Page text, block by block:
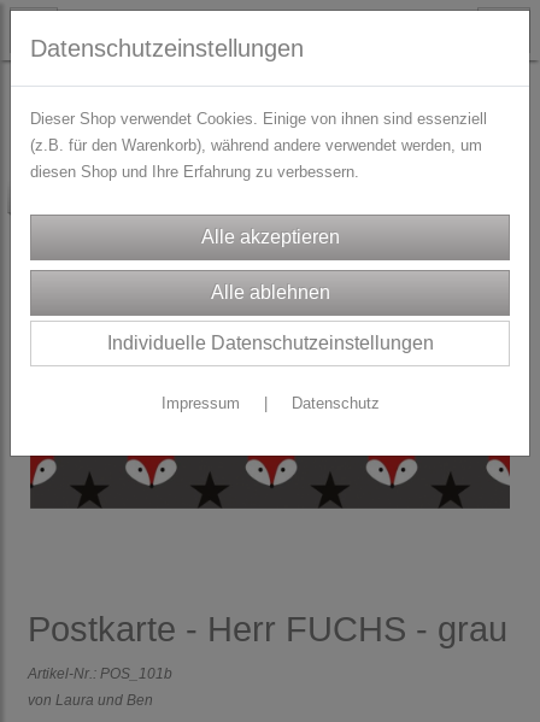
PAPETERIE
Postkarte - Herr FUCHS - grau
Artikel-Nr.: POS_101b
von Laura und Ben
Datenschutzeinstellungen
Dieser Shop verwendet Cookies. Einige von ihnen sind essenziell
(z.B. für den Warenkorb), während andere verwendet werden, um
diesen Shop und Ihre Erfahrung zu verbessern.
Individuelle Datenschutzeinstellungen
Impressum Datenschutz